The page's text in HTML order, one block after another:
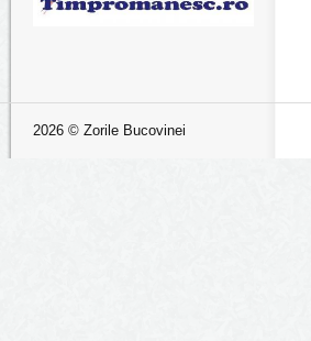
2026 © Zorile Bucovinei